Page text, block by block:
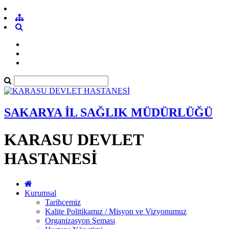
SAKARYA İL SAĞLIK MÜDÜRLÜĞÜ
KARASU DEVLET
HASTANESİ
Kurumsal
Tarihçemiz
Kalite Politikamız / Misyon ve Vizyonumuz
Organizasyon Şeması